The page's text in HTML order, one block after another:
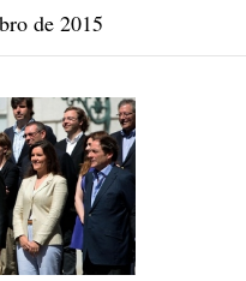
de 2015